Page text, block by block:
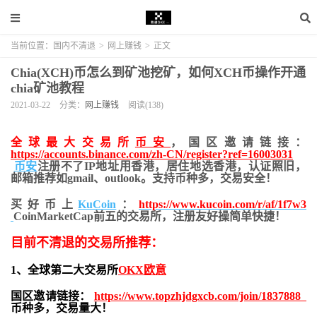
当前位置： 国内不清退 > 网上赚钱 > 正文
Chia(XCH)币怎么到矿池挖矿，如何XCH币操作开通
chia矿池教程
2021-03-22 分类： 网上赚钱 阅读(138)
全球最大交易所 币安
，国区邀请链接：
https://accounts.binance.com/zh-CN/register?ref=16003031
币安注册不了IP地址用香港，居住地选香港，认证照旧，
邮箱推荐如gmail、outlook。支持币种多，交易安全！
买好币上KuCoin ：https://www.kucoin.com/r/af/1f7w3
CoinMarketCap前五的交易所，注册友好操简单快捷！
目前不清退的交易所推荐：
1、全球第二大交易所OKX欧意
国区邀请链接： https://www.topzhjdgxcb.com/join/1837888
币种多，交易量大！